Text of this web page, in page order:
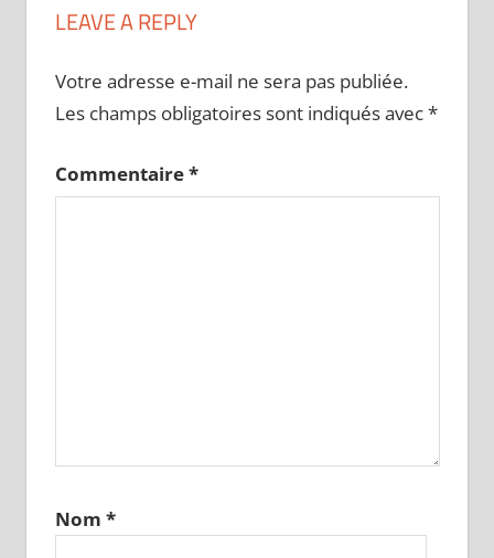
LEAVE A REPLY
Votre adresse e-mail ne sera pas publiée.
Les champs obligatoires sont indiqués avec*
Commentaire*
Nom *